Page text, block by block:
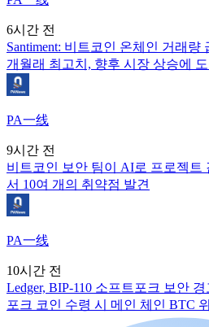
6시간 전
Santiment: 비트코인 온체인 거래량
개월래 최고치, 향후 시장 상승에
PA一线
9시간 전
비트코인 보안 팀이 AI로 프로젝트
서 10여 개의 취약점 발견
PA一线
10시간 전
Ledger, BIP-110 소프트포크 보안
포크 코인 수령 시 메인 체인 BTC